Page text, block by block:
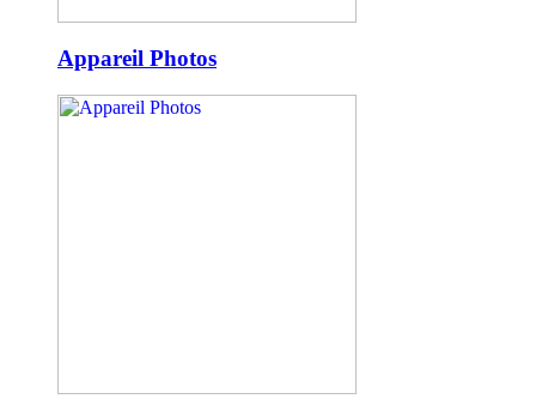
Appareil Photos